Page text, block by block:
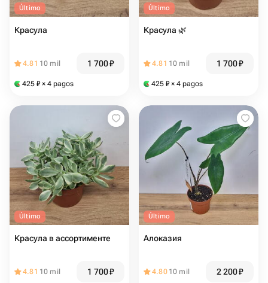
Último
Красула
4.81 10 mil 1 700₽
425 ₽ × 4 pagos
Último
Красула 🌿
4.81 10 mil 1 700₽
425 ₽ × 4 pagos
Último
Красула в ассортименте
4.81 10 mil 1 700₽
Último
Алоказия
4.80 10 mil 2 200₽